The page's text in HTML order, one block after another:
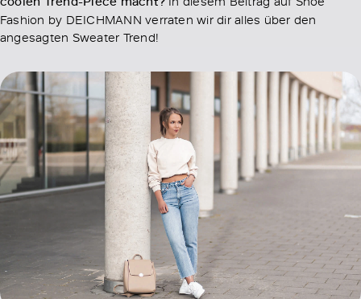
Fashion by DEICHMANN verraten wir dir alles über den
angesagten Sweater Trend!